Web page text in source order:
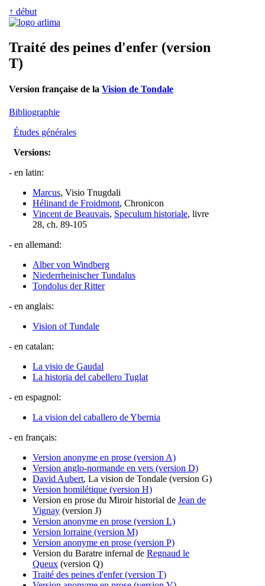
↑ début
Traité des peines d'enfer (version
T)
Version française de la Vision de Tondale
Bibliographie
Études générales
Versions:
- en latin:
Marcus, Visio Tnugdali
Hélinand de Froidmont, Chronicon
Vincent de Beauvais, Speculum historiale, livre
28, ch. 89-105
- en allemand:
Alber von Windberg
Niederrheinischer Tundalus
Tondolus der Ritter
- en anglais:
Vision of Tundale
- en catalan:
La visio de Gaudal
La historia del cabellero Tuglat
- en espagnol:
La vision del caballero de Ybernia
- en français:
Version anonyme en prose (version A)
Version anglo-normande en vers (version D)
David Aubert, La vision de Tondale (version G)
Version homilétique (version H)
Version en prose du Miroir historial de Jean de
Vignay (version J)
Version anonyme en prose (version L)
Version lorraine (version M)
Version anonyme en prose (version P)
Version du Baratre infernal de Regnaud le
Queux (version Q)
Traité des peines d'enfer (version T)